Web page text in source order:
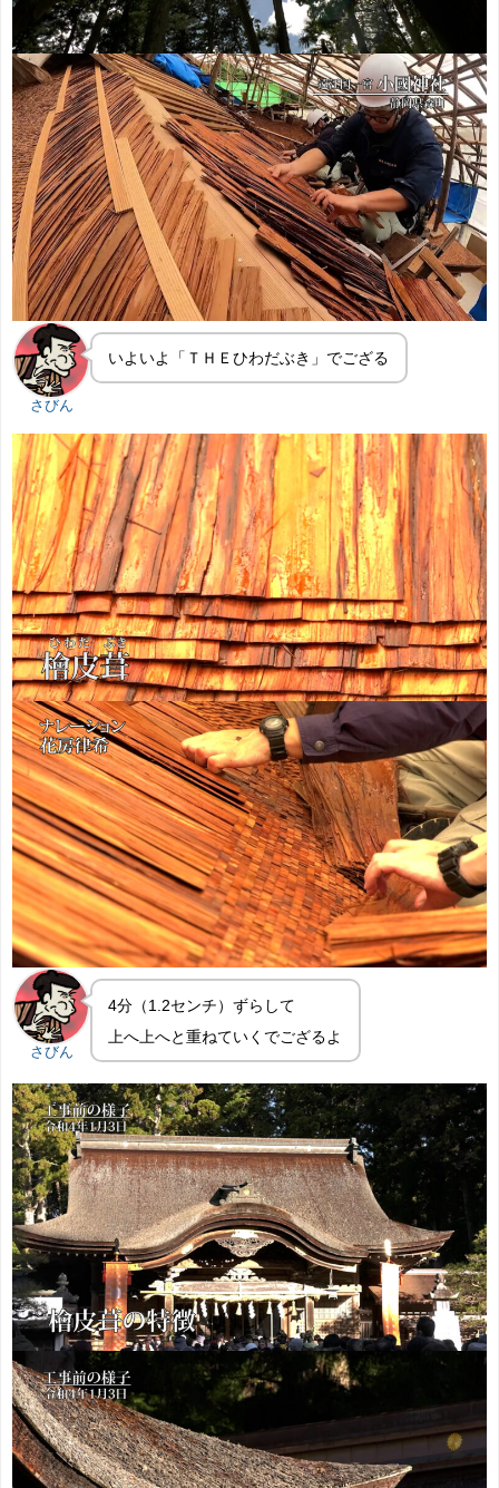
さびん
いよいよ「ＴＨＥひわだぶき」でござる
さびん
4分（1.2センチ）ずらして
上へ上へと重ねていくでござるよ